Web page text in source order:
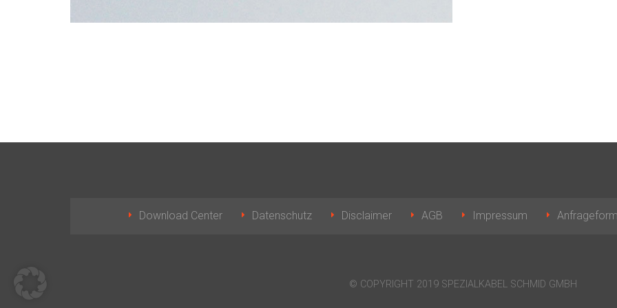
Download Center Datenschutz Disclaimer AGB Impressum
© COPYRIGHT 2019 SPEZIALKABEL SCHMID GMBH